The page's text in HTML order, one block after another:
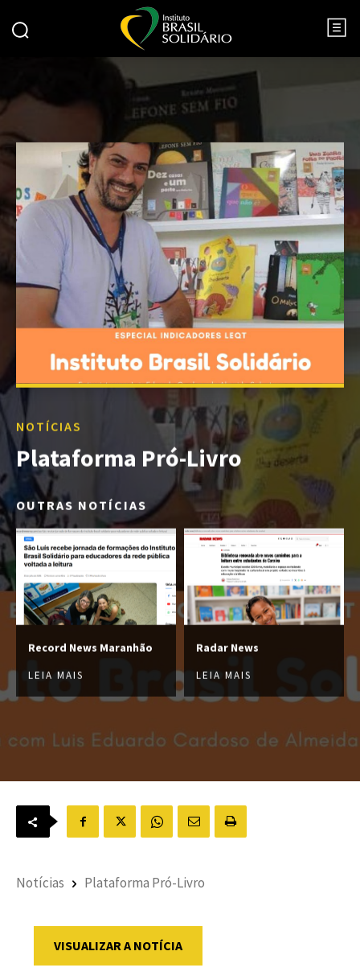
NOTÍCIAS
Plataforma Pró-Livro
OUTRAS NOTÍCIAS
Record News Maranhão
LEIA MAIS
Radar News
LEIA MAIS
Notícias Plataforma Pró-Livro
VISUALIZAR A NOTÍCIA